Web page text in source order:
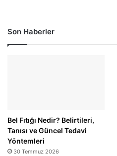
Son Haberler
Bel Fıtığı Nedir? Belirtileri,
Tanısı ve Güncel Tedavi
Yöntemleri
30 Temmuz 2026